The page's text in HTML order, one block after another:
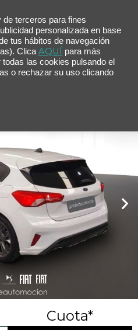
ST-Line SB
92kW ST-Line
Cuota*
terceros para fines
personalizada en base
tus hábitos de navegación
Clica AQUÍ para más
las cookies pulsando el
o rechazar su uso clicando